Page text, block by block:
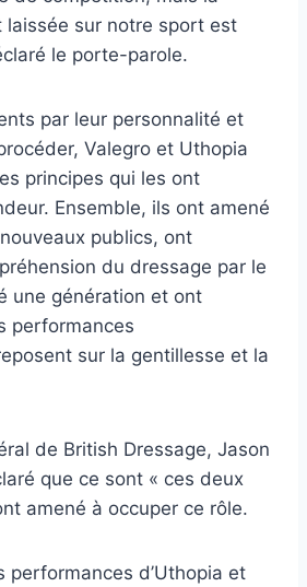
laissée sur notre sport est
le porte-parole.
par leur personnalité et
Valegro et Uthopia
principes qui les ont
Ensemble, ils ont amené
publics, ont
du dressage par le
une génération et ont
performances
sur la gentillesse et la
de British Dressage, Jason
que ce sont « ces deux
amené à occuper ce rôle.
performances d’Uthopia et